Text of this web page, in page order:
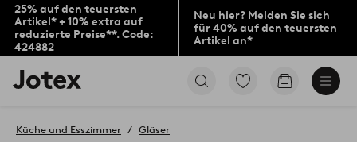
25% auf den teuersten
Artikel* + 10% extra auf
reduzierte Preise**. Code:
424882
Neu hier? Melden Sie sich
für 40% auf den teuersten
Artikel an*
Jotex-
Logo
Startseite
Zu
Zum
Küche und Esszimmer Gläser